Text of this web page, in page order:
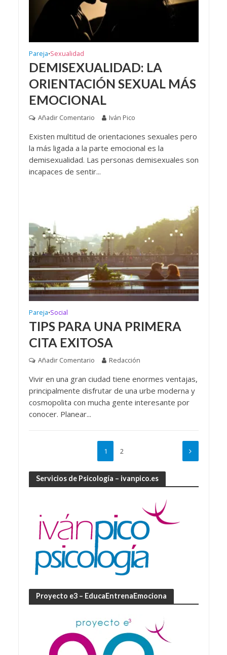
Pareja•Sexualidad
DEMISEXUALIDAD: LA
ORIENTACIÓN SEXUAL MÁS
EMOCIONAL
Añadir Comentario Iván Pico
Existen multitud de orientaciones sexuales pero
la más ligada a la parte emocional es la
demisexualidad. Las personas demisexuales son
incapaces de sentir...
Pareja•Social
TIPS PARA UNA PRIMERA
CITA EXITOSA
Añadir Comentario Redacción
Vivir en una gran ciudad tiene enormes ventajas,
principalmente disfrutar de una urbe moderna y
cosmopolita con mucha gente interesante por
conocer. Planear...
1 2
Servicios de Psicología – ivanpico.es
Proyecto e3 – EducaEntrenaEmociona